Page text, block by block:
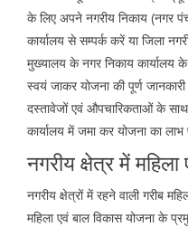
के लिए अपने नगरीय निकाय (नगर
कार्यालय से सम्पर्क करें या जिला
मुख्यालय के नगर निकाय कार्यालय
स्वयं जाकर योजना की पूर्ण
दस्तावेजों एवं औपचारिकताओं के
कार्यालय में जमा कर योजना का लाभ
नगरीय क्षेत्र में
नगरीय क्षेत्रों में रहने वाली गरीब
महिला एवं बाल विकास योजना के